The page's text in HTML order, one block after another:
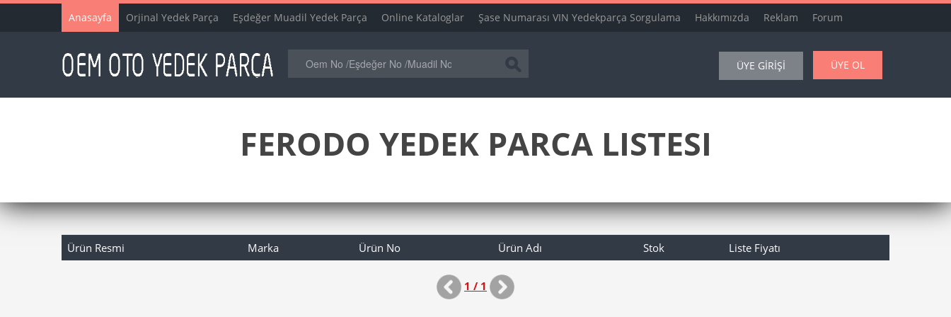
Anasayfa Orjinal Yedek Parça Eşdeğer Muadil Yedek Parça Online Kataloglar Şase Numarası VIN Yedekparça Sorgulama Hakkımızda Reklam Forum
ÜYE GİRİŞİ ÜYE OL
FERODO YEDEK PARCA LISTESI
Ürün Resmi Marka Ürün No Ürün Adı Stok Liste Fiyatı
1 / 1